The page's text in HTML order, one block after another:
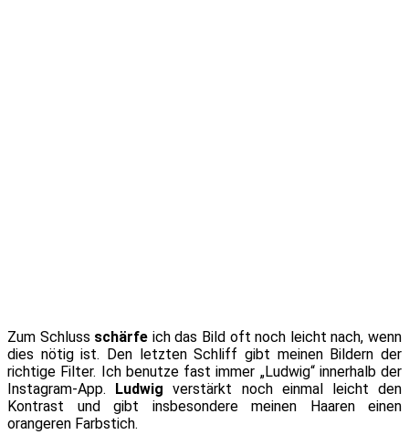
Zum Schluss schärfe ich das Bild oft noch leicht nach, wenn
dies nötig ist. Den letzten Schliff gibt meinen Bildern der
richtige Filter. Ich benutze fast immer „Ludwig“ innerhalb der
Instagram-App. Ludwig verstärkt noch einmal leicht den
Kontrast und gibt insbesondere meinen Haaren einen
orangeren Farbstich.